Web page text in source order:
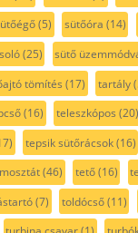
(5) sütőóra (14)
(25) sütő
tömítés (17) tartály
(16) teleszkópos (20)
tepsik sütőrácsok(16)
(46) tető(16)
(7) toldócső(11)